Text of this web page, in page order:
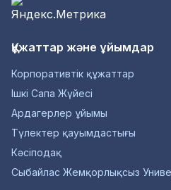
Құжаттар және ұйымдар
Корпоративтік құжаттар
Ішкі Сапа Жүйесі
Ардагерлер ұйымы
Түлектер қауымдастығы
Кәсіподақ
Сыбайлас Жемқорлықсыз